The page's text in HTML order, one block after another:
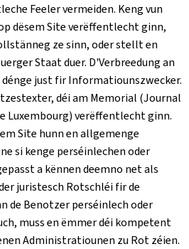
Feeler vermeiden. Keng vun
dësem Site verëffentlecht ginn,
ze sinn, oder stellt en
Staat duer. D'Verbreedung an
just fir Informatiounszwecker.
déi am Memorial (Journal
Luxembourg) verëffentlecht ginn.
Site hunn en allgemenge
si kenge perséinlechen oder
a kënnen deemno net als
juristesch Rotschléi fir de
de Benotzer perséinlech oder
muss en ëmmer déi kompetent
Administratiounen zu Rot zéien.